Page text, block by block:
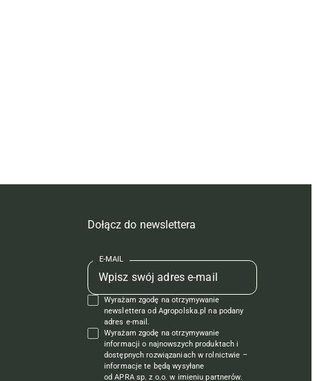
Dołącz do newslettera
E-MAIL
Wyrażam zgodę na otrzymywanie
newslettera od Agropolska.pl na podany
adres e-mail.
Wyrażam zgodę na otrzymywanie
informacji o najnowszych produktach i
dostępnych rozwiązaniach w rolnictwie –
informacje te będą wysyłane
od APRA sp. z o.o. w imieniu partnerów.